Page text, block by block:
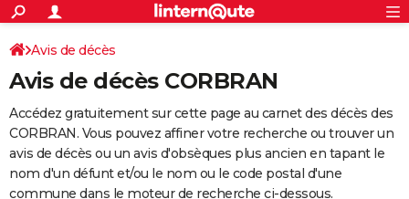
ACTUALITÉS
Politique
Société
Faits Divers
Education
Monde
Villes
+
SPORT
Coupe du monde 2026
Football
Tennis
Cyclisme
Rugby
Forum
Programme TV
TNT
Streaming
Cinéma
Sorties cinéma
Musique
+
FINANCE
Retraite
Epargne
Immobilier
Risques naturels par ville
Banque
Assurance
AUTO
Avis de décès
Avis de décès CORBRAN
Accédez gratuitement sur cette page au carnet des décès des
CORBRAN. Vous pouvez affiner votre recherche ou trouver un
avis de décès ou un avis d'obsèques plus ancien en tapant le
nom d'un défunt et/ou le nom ou le code postal d'une
commune dans le moteur de recherche ci-dessous.